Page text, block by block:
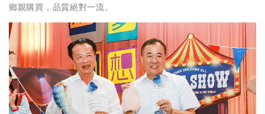
鄉親購買，品質絕對一流。